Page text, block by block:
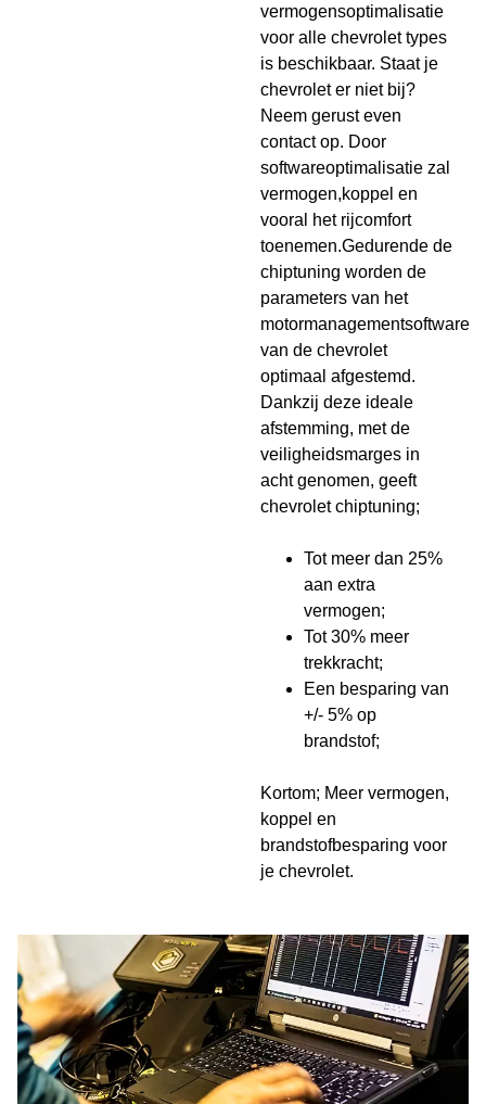
vermogensoptimalisatie
voor alle chevrolet types
is beschikbaar. Staat je
chevrolet er niet bij?
Neem gerust even
contact op. Door
softwareoptimalisatie zal
vermogen,koppel en
vooral het rijcomfort
toenemen.Gedurende de
chiptuning worden de
parameters van het
motormanagementsoftware
van de chevrolet
optimaal afgestemd.
Dankzij deze ideale
afstemming, met de
veiligheidsmarges in
acht genomen, geeft
chevrolet chiptuning;
Tot meer dan 25%
aan extra
vermogen;
Tot 30% meer
trekkracht;
Een besparing van
+/- 5% op
brandstof;
Kortom; Meer vermogen,
koppel en
brandstofbesparing voor
je chevrolet.